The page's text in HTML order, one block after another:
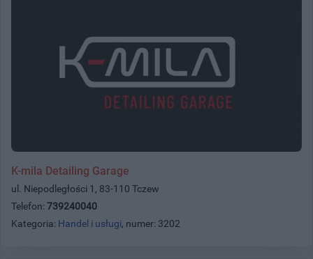
K-mila Detailing Garage
ul. Niepodległości 1, 83-110 Tczew
Telefon: 739240040
Kategoria: Handel i usługi, numer: 3202